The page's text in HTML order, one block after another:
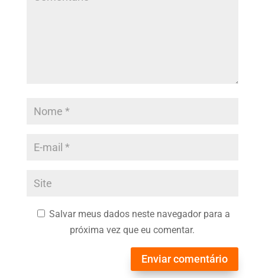
Salvar meus dados neste navegador para a
próxima vez que eu comentar.
Enviar comentário